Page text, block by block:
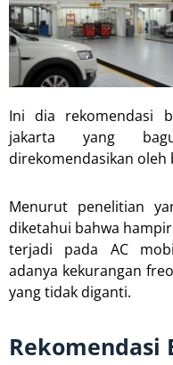
Ini dia rekomendasi
jakarta yang
direkomendasikan oleh
Menurut penelitian
diketahui bahwa
terjadi pada AC
adanya kekurangan
yang tidak diganti.
Rekomendasi